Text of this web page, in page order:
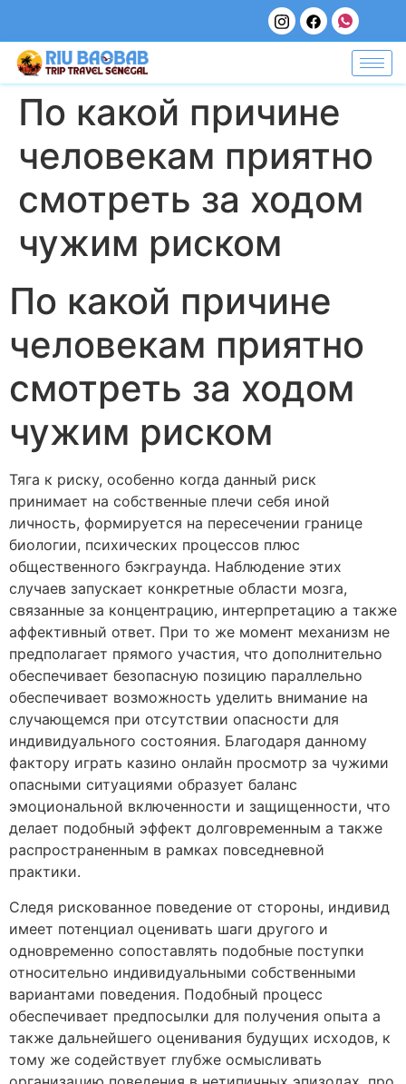
По какой причине
человекам приятно
смотреть за ходом
чужим риском
По какой причине
человекам приятно
смотреть за ходом
чужим риском
Тяга к риску, особенно когда данный риск
принимает на собственные плечи себя иной
личность, формируется на пересечении границе
биологии, психических процессов плюс
общественного бэкграунда. Наблюдение этих
случаев запускает конкретные области мозга,
связанные за концентрацию, интерпретацию а также
аффективный ответ. При то же момент механизм не
предполагает прямого участия, что дополнительно
обеспечивает безопасную позицию параллельно
обеспечивает возможность уделить внимание на
случающемся при отсутствии опасности для
индивидуального состояния. Благодаря данному
фактору играть казино онлайн просмотр за чужими
опасными ситуациями образует баланс
эмоциональной включенности и защищенности, что
делает подобный эффект долговременным а также
распространенным в рамках повседневной
практики.
Следя рискованное поведение от стороны, индивид
имеет потенциал оценивать шаги другого и
одновременно сопоставлять подобные поступки
относительно индивидуальными собственными
вариантами поведения. Подобный процесс
обеспечивает предпосылки для получения опыта а
также дальнейшего оценивания будущих исходов, к
тому же содействует глубже осмысливать